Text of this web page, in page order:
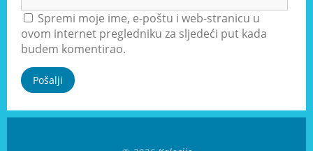
Spremi moje ime, e-poštu i web-stranicu u
ovom internet pregledniku za sljedeći put kada
budem komentirao.